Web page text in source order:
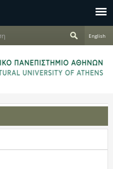
ζ
ή
τ
η
English